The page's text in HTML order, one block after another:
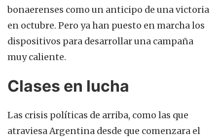
bonaerenses como un anticipo de una victoria
en octubre. Pero ya han puesto en marcha los
dispositivos para desarrollar una campaña
muy caliente.
Clases en lucha
Las crisis políticas de arriba, como las que
atraviesa Argentina desde que comenzara el